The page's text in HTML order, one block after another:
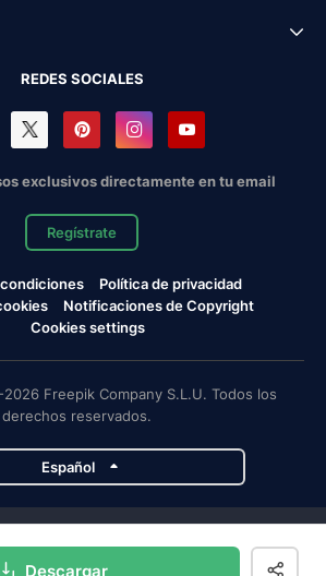
Descargar
REDES SOCIALES
exclusivos directamente en tu email
Regístrate
Política de privacidad
Notificaciones de Copyright
Cookies settings
Freepik Company S.L.U. Todos los
derechos reservados.
Español